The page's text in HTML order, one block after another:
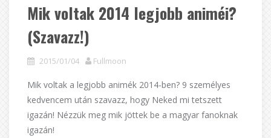
Mik voltak 2014 legjobb animéi?
(Szavazz!)
2015/01/04 Fullmoon
Mik voltak a legjobb animék 2014-ben? 9 személyes
kedvencem után szavazz, hogy Neked mi tetszett
igazán! Nézzük meg mik jöttek be a magyar fanoknak
igazán!